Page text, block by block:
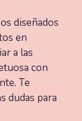
diseñados
en
a las
con
Te
dudas para